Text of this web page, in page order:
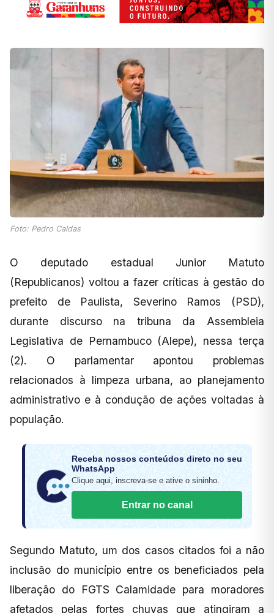
Foto: Pedro Caldas
O deputado estadual Junior Matuto
(Republicanos) voltou a fazer críticas à gestão do
prefeito de Paulista, Severino Ramos (PSD),
durante discurso na tribuna da Assembleia
Legislativa de Pernambuco (Alepe), nessa terça
(2). O parlamentar apontou problemas
relacionados à limpeza urbana, ao planejamento
administrativo e à condução de ações voltadas à
população.
Receba nossos conteúdos direto no seu
WhatsApp
Clique aqui, inscreva-se e ative o sininho.
Entrar no canal
Segundo Matuto, um dos casos citados foi a não
inclusão do município entre os beneficiados pela
liberação do FGTS Calamidade para moradores
afetados pelas fortes chuvas que atingiram a